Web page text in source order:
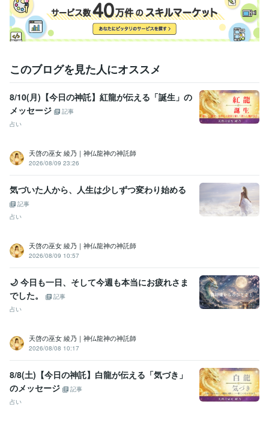
このブログを見た人にオススメ
8/10(月)【今日の神託】紅龍が伝える「誕生」の
メッセージ
記事
占い
天啓の巫女 綾乃｜神仏龍神の神託師
2026/08/09 23:26
気づいた人から、人生は少しずつ変わり始める
記事
占い
天啓の巫女 綾乃｜神仏龍神の神託師
2026/08/09 10:57
🌙 今日も一日、そして今週も本当にお疲れさま
でした。
記事
占い
天啓の巫女 綾乃｜神仏龍神の神託師
2026/08/08 10:17
8/8(土)【今日の神託】白龍が伝える「気づき」
のメッセージ
記事
占い